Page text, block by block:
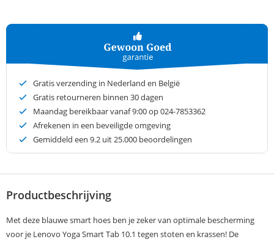
Gratis verzending in Nederland en België
Gratis retourneren binnen 30 dagen
Maandag bereikbaar vanaf 9:00 op 024-7853362
Afrekenen in een beveiligde omgeving
Gemiddeld een 9.2 uit 25.000 beoordelingen
Productbeschrijving
Met deze blauwe smart hoes ben je zeker van optimale bescherming
voor je Lenovo Yoga Smart Tab 10.1 tegen stoten en krassen! De